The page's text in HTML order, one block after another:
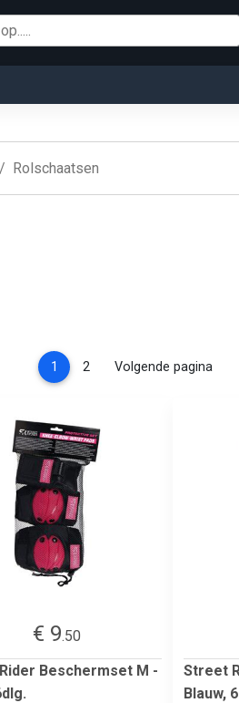
Rolschaatsen
1 (current)
2 Volgende pagina
€ 9.50
Beschermset M -
Street
Blauw,